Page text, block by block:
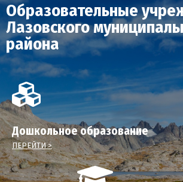
Образовательные
Лазовского
района
Дошкольное образование
ПЕРЕЙТИ >